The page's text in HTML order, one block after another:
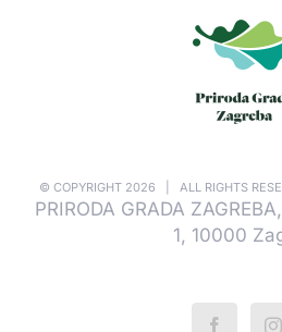
© COPYRIGHT 2026 | ALL RIGHTS
PRIRODA GRADA
1, 10000